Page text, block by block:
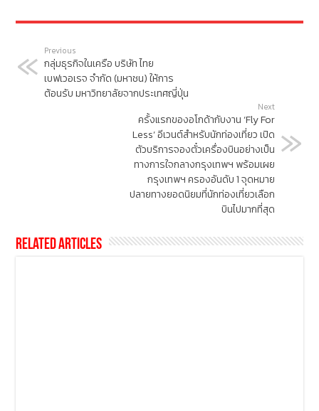
Previous
กลุ่มธุรกิจในเครือ บริษัท ไทย
เบฟเวอเรจ จำกัด (มหาชน) ให้การ
ต้อนรับ มหาวิทยาลัยจากประเทศญี่ปุ่น
Next
ครั้งแรกของอโกด้ากับงาน ‘Fly For
Less’ อีเวนต์สำหรับนักท่องเที่ยว เปิด
ตัวบริการจองตั๋วเครื่องบินอย่างเป็น
ทางการใจกลางกรุงเทพฯ พร้อมเผย
กรุงเทพฯ ครองอันดับ 1 จุดหมาย
ปลายทางยอดนิยมที่นักท่องเที่ยวเลือก
บินไปมากที่สุด
Related Articles